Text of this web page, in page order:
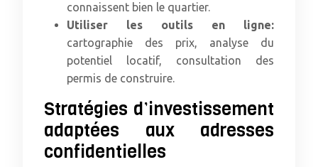
connaissent bien le quartier.
Utiliser les outils en ligne:
cartographie des prix, analyse du
potentiel locatif, consultation des
permis de construire.
Stratégies d’investissement
adaptées aux adresses
confidentielles